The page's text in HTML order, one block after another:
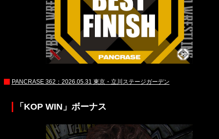
PANCRASE 362：2026.05.31 東京・立川ステージガーデン
「KOP WIN」ボーナス